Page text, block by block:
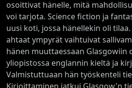
osoittivat hänelle, mitä
voi tarjota. Science fiction ja
uusi koti, jossa hänellekin oli
ahtaat ympyrät vaihtuivat
hänen muuttaessaan Glasgowiin
yliopistossa englannin kieltä ja
Valmistuttuaan hän työskenteli
Kirjoittaminen jatkui Glasgow'n